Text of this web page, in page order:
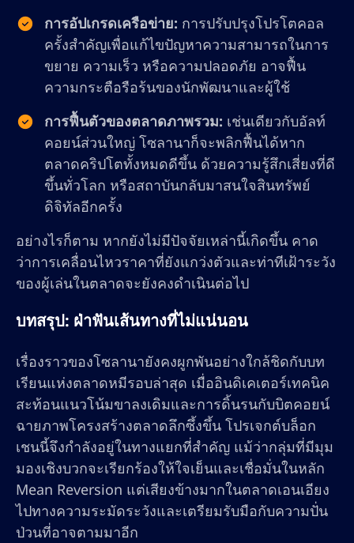
การอัปเกรดเครือข่าย: การปรับปรุงโปรโตคอล
ครั้งสำคัญเพื่อแก้ไขปัญหาความสามารถในการ
ขยาย ความเร็ว หรือความปลอดภัย อาจฟื้น
ความกระตือรือร้นของนักพัฒนาและผู้ใช้
การฟื้นตัวของตลาดภาพรวม: เช่นเดียวกับอัลท์
คอยน์ส่วนใหญ่ โซลานาก็จะพลิกฟื้นได้หาก
ตลาดคริปโตทั้งหมดดีขึ้น ด้วยความรู้สึกเสี่ยงที่ดี
ขึ้นทั่วโลก หรือสถาบันกลับมาสนใจสินทรัพย์
ดิจิทัลอีกครั้ง
อย่างไรก็ตาม หากยังไม่มีปัจจัยเหล่านี้เกิดขึ้น คาด
ว่าการเคลื่อนไหวราคาที่ยังแกว่งตัวและท่าทีเฝ้าระวัง
ของผู้เล่นในตลาดจะยังคงดำเนินต่อไป
บทสรุป: ฝ่าฟันเส้นทางที่ไม่แน่นอน
เรื่องราวของโซลานายังคงผูกพันอย่างใกล้ชิดกับบท
เรียนแห่งตลาดหมีรอบล่าสุด เมื่ออินดิเคเตอร์เทคนิค
สะท้อนแนวโน้มขาลงเดิมและการดิ้นรนกับบิตคอยน์
ฉายภาพโครงสร้างตลาดลึกซึ้งขึ้น โปรเจกต์บล็อก
เชนนี้จึงกำลังอยู่ในทางแยกที่สำคัญ แม้ว่ากลุ่มที่มีมุม
มองเชิงบวกจะเรียกร้องให้ใจเย็นและเชื่อมั่นในหลัก
Mean Reversion แต่เสียงข้างมากในตลาดเอนเอียง
ไปทางความระมัดระวังและเตรียมรับมือกับความปั่น
ป่วนที่อาจตามมาอีก